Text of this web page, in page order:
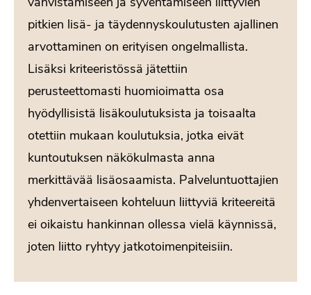
pitkien lisä‐ ja täydennyskoulutusten ajallinen
arvottaminen on erityisen ongelmallista.
Lisäksi kriteeristössä jätettiin
perusteettomasti huomioimatta osa
hyödyllisistä lisäkoulutuksista ja toisaalta
otettiin mukaan koulutuksia, jotka eivät
kuntoutuksen näkökulmasta anna
merkittävää lisäosaamista. Palveluntuottajien
yhdenvertaiseen kohteluun liittyviä kriteereitä
ei oikaistu hankinnan ollessa vielä käynnissä,
joten liitto ryhtyy jatkotoimenpiteisiin.